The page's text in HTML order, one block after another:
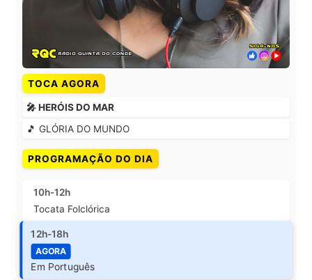
TOCA AGORA
🎤 HERÓIS DO MAR
🎵 GLÓRIA DO MUNDO
PROGRAMAÇÃO DO DIA
10h-12h
Tocata Folclórica
12h-18h
AGORA
Em Português